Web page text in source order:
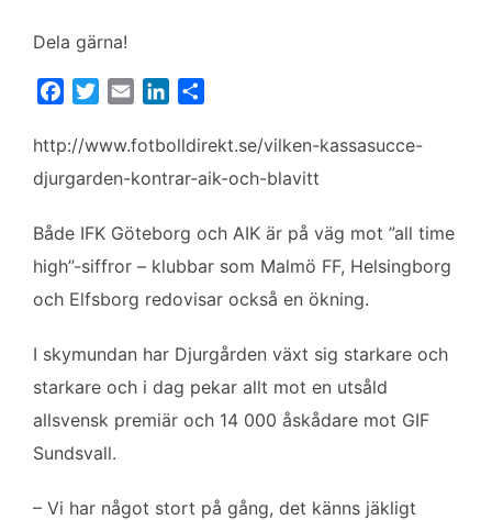
Dela gärna!
c
e
b
k
i
t
e
a
i
n
k
n
l
a
http://www.fotbolldirekt.se/vilken-kassasucce-
djurgarden-kontrar-aik-och-blavitt
Både IFK Göteborg och AIK är på väg mot ”all time
high”-siffror – klubbar som Malmö FF, Helsingborg
och Elfsborg redovisar också en ökning.
I skymundan har Djurgården växt sig starkare och
starkare och i dag pekar allt mot en utsåld
allsvensk premiär och 14 000 åskådare mot GIF
Sundsvall.
– Vi har något stort på gång, det känns jäkligt